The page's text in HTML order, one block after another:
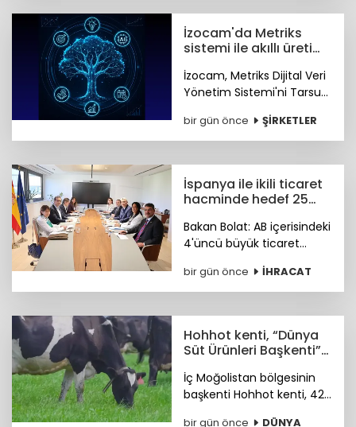
İzocam'da Metriks
sistemi ile akıllı üretim
İzocam, Metriks Dijital Veri
Yönetim Sistemi'ni Tarsus
akıllı üretim dönemini
başlattı. Böylelikle üretim
tek merkezde toplanacak.
bir gün önce ŞİRKETLER
İspanya ile ikili ticaret
hacminde hedef 25
Bakan Bolat: AB içerisindeki
4'üncü büyük ticaret
ikili ticaret hacmimizi orta
vadede yıllık 25 milyar
hedefliyoruz.
bir gün önce İHRACAT
Hohhot kenti, “Dünya
Süt Ürünleri Başkenti”
İç Moğolistan bölgesinin
başkenti Hohhot kenti, 42
bir gün önce DÜNYA